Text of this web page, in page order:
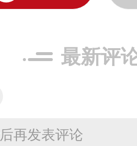
最新评
后再发表评论